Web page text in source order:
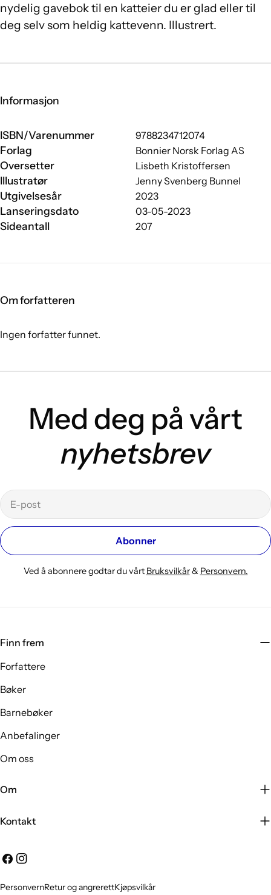
nydelig gavebok til en katteier du er glad eller til
deg selv som heldig kattevenn. Illustrert.
Informasjon
ISBN/Varenummer 9788234712074
Forlag Bonnier Norsk Forlag AS
Oversetter Lisbeth Kristoffersen
Illustratør Jenny Svenberg Bunnel
Utgivelsesår 2023
Lanseringsdato 03-05-2023
Sideantall 207
Om forfatteren
Ingen forfatter funnet.
Med deg på vårt
nyhetsbrev
E-
post
Abonner
Ved å abonnere godtar du vårt Bruksvilkår& Personvern.
Finn frem
Forfattere
Bøker
Barnebøker
Anbefalinger
Om oss
Om
Kontakt
FacebookInstagram
PersonvernRetur og angrerettKjøpsvilkår